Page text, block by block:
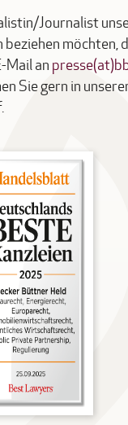
Journalist
möchten,
Mail an
Sie gern in